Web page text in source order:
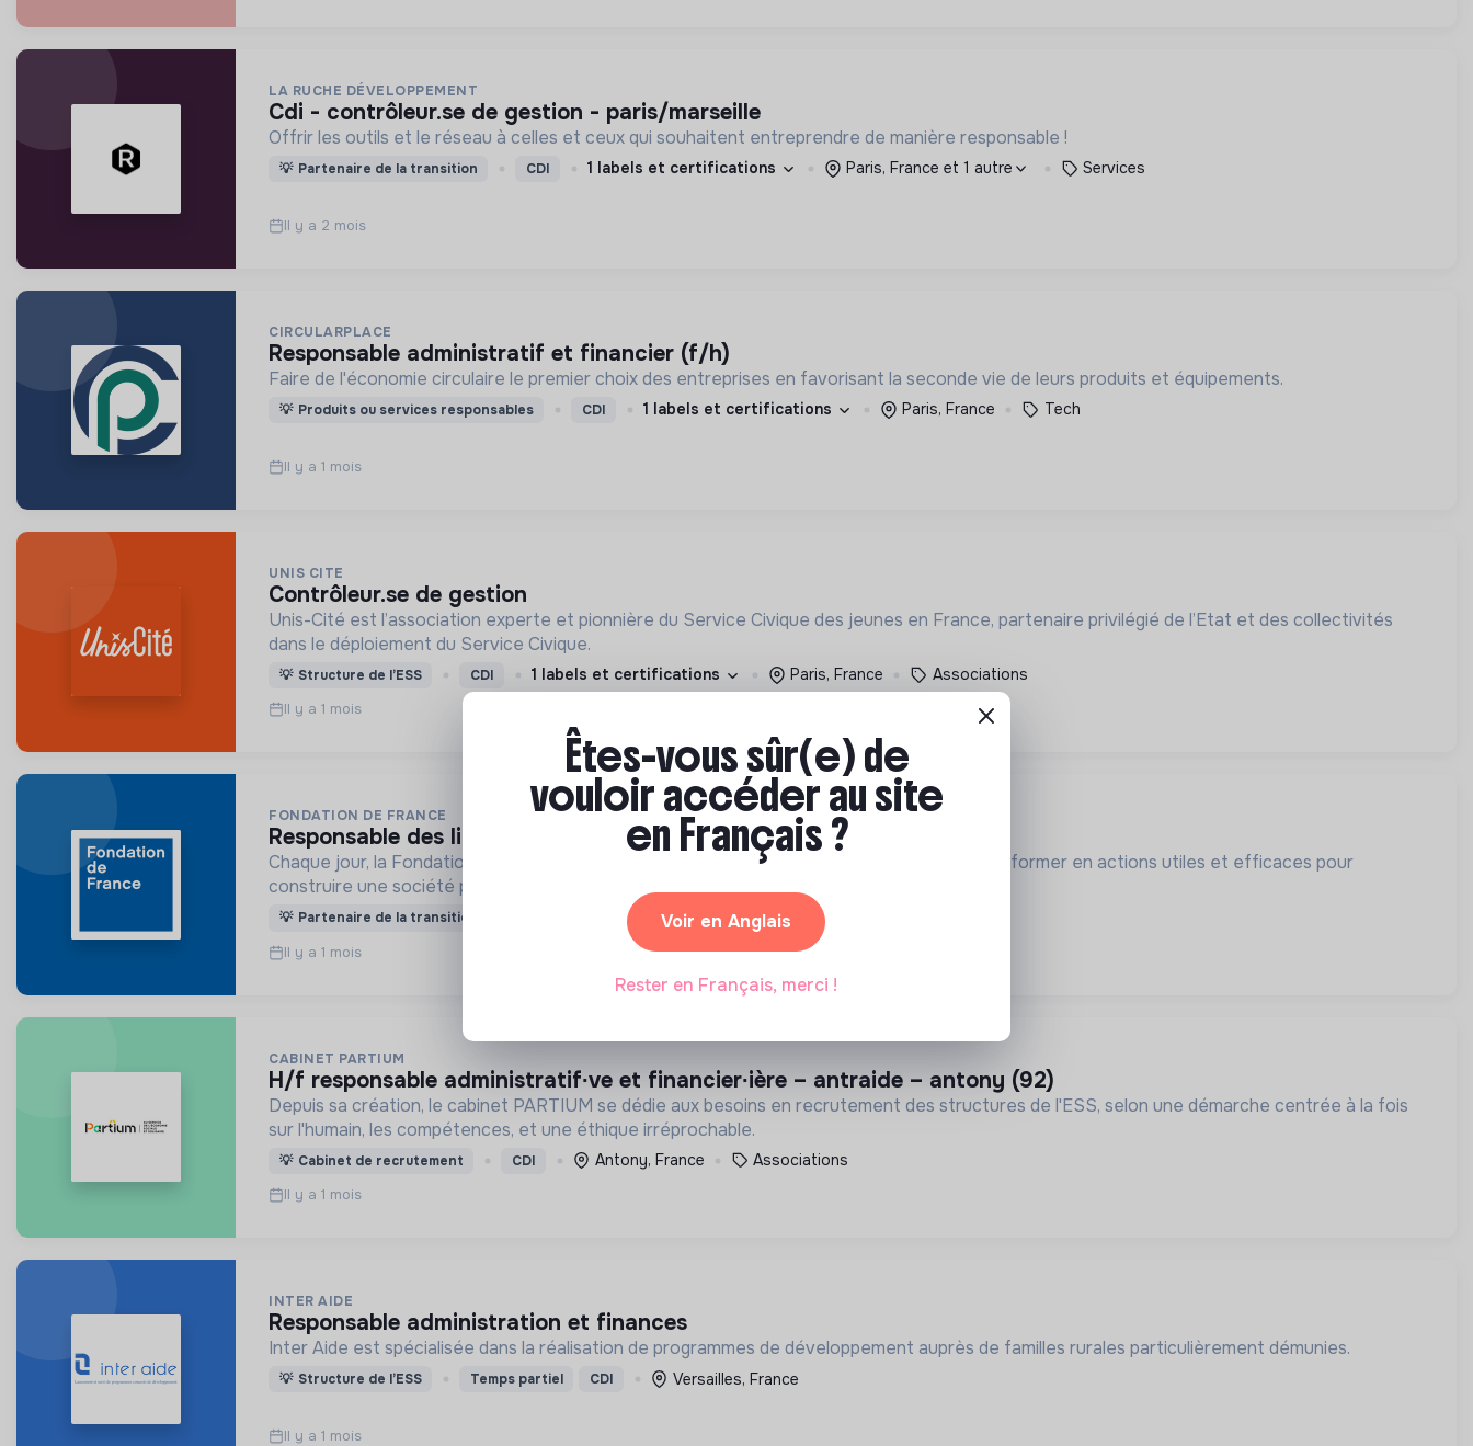
LA RUCHE DÉVELOPPEMENT
cdi - contrôleur.se de gestion - paris/marseille
Offrir les outils et le réseau à celles et ceux qui souhaitent entreprendre de manière responsable !
💡 Partenaire de la transition CDI 1 labels et certifications Paris, France et 1 autre Services
Il y a 2 mois
CIRCULARPLACE
responsable administratif et financier (f/h)
Faire de l'économie circulaire le premier choix des entreprises en favorisant la seconde vie de leurs produits et équipements.
💡 Produits ou services responsables CDI 1 labels et certifications Paris, France Tech
Il y a 1 mois
UNIS CITE
contrôleur.se de gestion
Unis-Cité est l’association experte et pionnière du Service Civique des jeunes en France, partenaire privilégié de l’Etat et des collectivités
dans le déploiement du Service Civique.
💡 Structure de l’ESS CDI 1 labels et certifications Paris, France Associations
Il y a 1 mois
FONDATION DE FRANCE
responsable des libéralités h/f
Chaque jour, la Fondation de France encourage les envies d’agir, avec un objectif : les transformer en actions utiles et efficaces pour
construire une société plus digne et plus juste.
💡 Partenaire de la transition Paris, France Impact
Il y a 1 mois
CABINET PARTIUM
h/f responsable administratif∙ve et financier∙ière – antraide – antony (92)
Depuis sa création, le cabinet PARTIUM se dédie aux besoins en recrutement des structures de l'ESS, selon une démarche centrée à la fois
sur l'humain, les compétences, et une éthique irréprochable.
💡 Cabinet de recrutement CDI Antony, France Associations
Il y a 1 mois
INTER AIDE
responsable administration et finances
Inter Aide est spécialisée dans la réalisation de programmes de développement auprès de familles rurales particulièrement démunies.
💡 Structure de l’ESS Temps partiel CDI Versailles, France
Il y a 1 mois
Êtes-vous sûr(e) de
vouloir accéder au site
en Français ?
Voir en Anglais
Rester en Français, merci !